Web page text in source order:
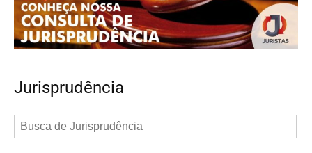
Jurisprudência